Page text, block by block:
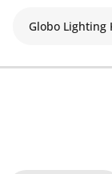
Globo Lighting